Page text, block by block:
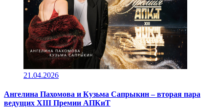
21.04.2026
Ангелина Пахомова и Кузьма Сапрыкин – вторая пара
ведущих XIII Премии АПКиТ